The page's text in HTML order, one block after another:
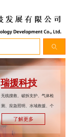
ꄠ
了解更多
瑞援科技
无线搜救、破拆支护、气体检
测、应急照明、水域救援、个
人防护。